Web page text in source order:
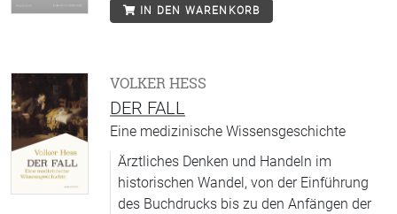
IN DEN WARENKORB
VOLKER HESS
DER FALL
Eine medizinische Wissensgeschichte
Ärztliches Denken und Handeln im
historischen Wandel, von der Einführung
des Buchdrucks bis zu den Anfängen der